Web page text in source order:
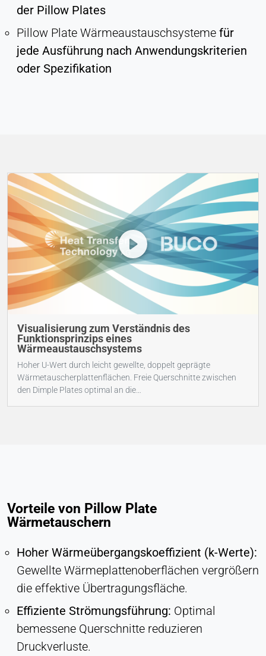
der Pillow Plates
Pillow Plate Wärmeaustauschsysteme für
jede Ausführung nach Anwendungskriterien
oder Spezifikation
Visualisierung zum Verständnis des
Funktionsprinzips eines
Wärmeaustauschsystems
Hoher U-Wert durch leicht gewellte, doppelt geprägte
Wärmetauscherplattenflächen. Freie Querschnitte zwischen
den Dimple Plates optimal an die
Vorteile von Pillow Plate
Wärmetauschern
Hoher Wärmeübergangskoeffizient (k-Werte):
Gewellte Wärmeplattenoberflächen vergrößern
die effektive Übertragungsfläche.
Effiziente Strömungsführung: Optimal
bemessene Querschnitte reduzieren
Druckverluste.
Ermöglicht Inhalte von Drittanbietern wie z. B.
Videos. Wenn aktiviert, können technische Daten
an den Anbieter übertragen werden.
Vimeo
Eingebetteter Videoinhalt
Cookie Laufzeit:
Sitzung - 2 Jahre